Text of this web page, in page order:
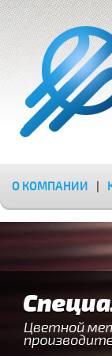
О КОМПАНИИ |